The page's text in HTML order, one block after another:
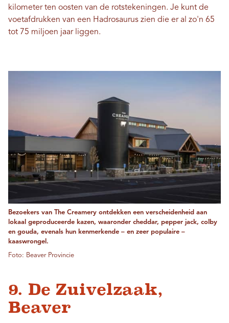
kilometer ten oosten van de rotstekeningen. Je kunt de
voetafdrukken van een Hadrosaurus zien die er al zo'n 65
tot 75 miljoen jaar liggen.
Bezoekers van The Creamery ontdekken een verscheidenheid aan
lokaal geproduceerde kazen, waaronder cheddar, pepper jack, colby
en gouda, evenals hun kenmerkende – en zeer populaire –
kaaswrongel.
Foto: Beaver Provincie
9. De Zuivelzaak,
Beaver